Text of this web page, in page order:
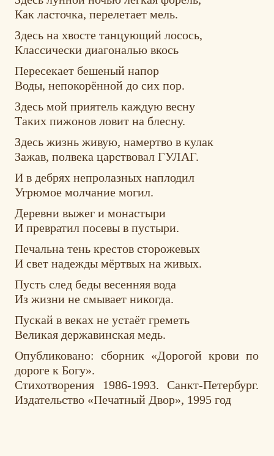
Как ласточка, перелетает мель.
Здесь на хвосте танцующий лосось,
Классически диагональю вкось
Пересекает бешеный напор
Воды, непокорённой до сих пор.
Здесь мой приятель каждую весну
Таких пижонов ловит на блесну.
Здесь жизнь живую, намертво в кулак
Зажав, полвека царствовал ГУЛАГ.
И в дебрях непролазных наплодил
Угрюмое молчание могил.
Деревни выжег и монастыри
И превратил посевы в пустыри.
Печальна тень крестов сторожевых
И свет надежды мёртвых на живых.
Пусть след беды весенняя вода
Из жизни не смывает никогда.
Пускай в веках не устаёт греметь
Великая державинская медь.
Опубликовано: сборник «Дорогой крови по
дороге к Богу».
Стихотворения 1986-1993. Санкт-Петербург.
Издательство «Печатный Двор», 1995 год